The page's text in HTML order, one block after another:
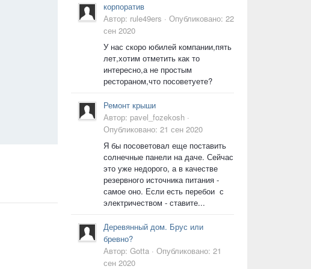
корпоратив
Автор: rule49ers · Опубликовано: 22
сен 2020
У нас скоро юбилей компании,пять
лет,хотим отметить как то
интересно,а не простым
рестораном,что посоветуете?
Ремонт крыши
Автор: pavel_fozekosh ·
Опубликовано: 21 сен 2020
Я бы посоветовал еще поставить
солнечные панели на даче. Сейчас
это уже недорого, а в качестве
резервного источника питания -
самое оно. Если есть перебои с
электричеством - ставите...
Деревянный дом. Брус или
бревно?
Автор: Gotta · Опубликовано: 21
сен 2020